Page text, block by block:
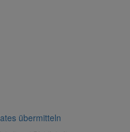
übermitteln